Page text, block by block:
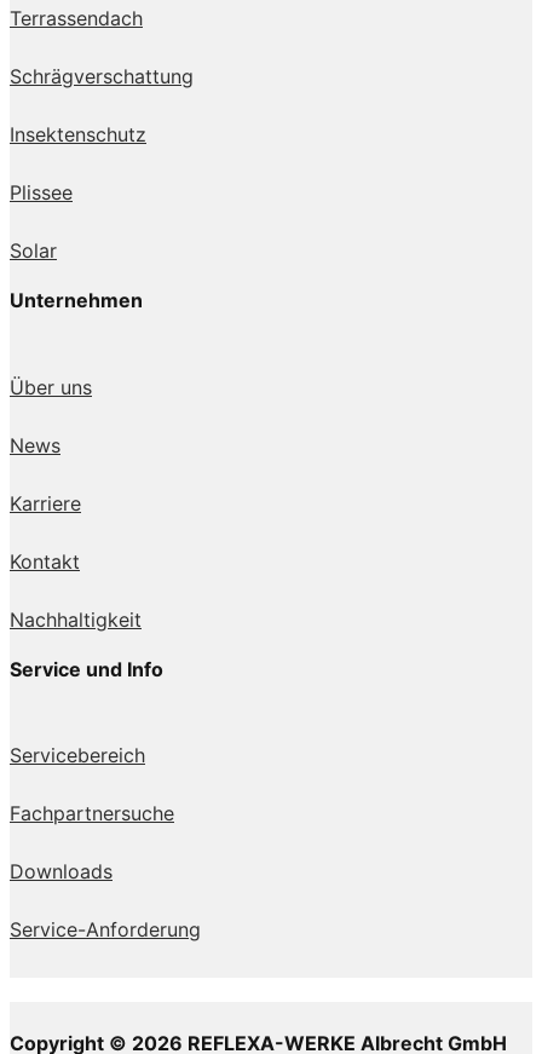
Terrassendach
Schrägverschattung
Insektenschutz
Plissee
Solar
Unternehmen
Über uns
News
Karriere
Kontakt
Nachhaltigkeit
Service und Info
Servicebereich
Fachpartnersuche
Downloads
Service-Anforderung
Copyright © 2026 REFLEXA-WERKE Albrecht GmbH